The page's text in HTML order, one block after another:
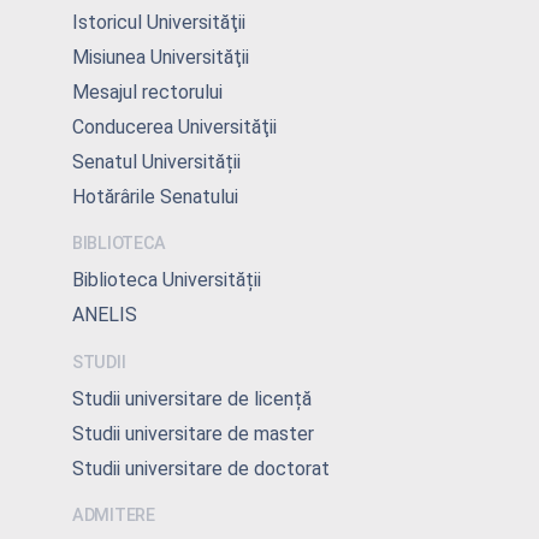
Istoricul Universităţii
Misiunea Universităţii
Mesajul rectorului
Conducerea Universităţii
Senatul Universității
Hotărârile Senatului
BIBLIOTECA
Biblioteca Universității
ANELIS
STUDII
Studii universitare de licență
Studii universitare de master
Studii universitare de doctorat
ADMITERE